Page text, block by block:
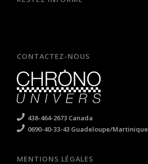
CONTACTEZ-NOUS
438-464-2673 Canada
0690-40-33-43 Guadeloupe/Martinique
MENTIONS LÉGALES